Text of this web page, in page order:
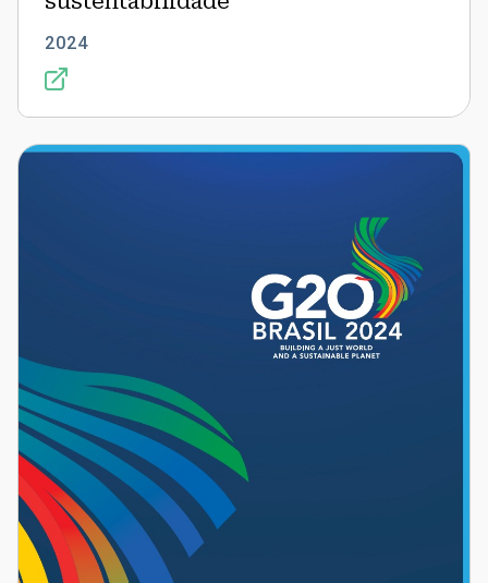
2024
Relatório